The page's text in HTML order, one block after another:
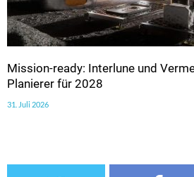
Mission-ready: Interlune und
Planierer für 2028
31. Juli 2026